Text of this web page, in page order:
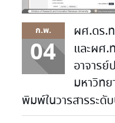
ก.พ.
04
ผศ.ดร.
และผศ
อาจาร
มหาวิท
พิมพ์ในวารสารระดั